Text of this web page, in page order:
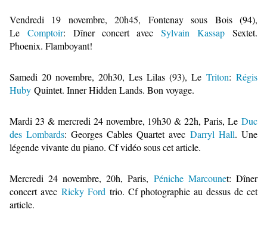
Vendredi 19 novembre, 20h45, Fontenay sous Bois (94),
Le
Comptoir: Dîner concert avec Sylvain Kassap
Sextet.
Phoenix. Flamboyant!
Samedi 20 novembre, 20h30, Les Lilas (93), Le Triton: Régis
Huby Quintet. Inner Hidden Lands. Bon voyage.
Mardi 23 & mercredi 24 novembre, 19h30 & 22h, Paris, Le Duc
des Lombards: Georges Cables Quartet avec Darryl Hall. Une
légende vivante du piano. Cf vidéo sous cet article.
Mercredi 24 novembre, 20h, Paris, Péniche Marcounet: Dîner
concert avec Ricky Ford trio. Cf photographie au dessus de cet
article.